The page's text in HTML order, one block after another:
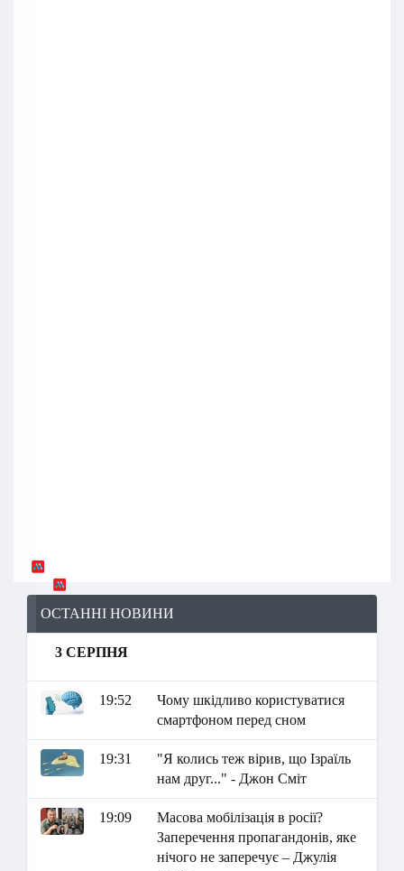
ОСТАННІ НОВИНИ
3 СЕРПНЯ
19:52
Чому шкідливо користуватися
смартфоном перед сном
19:31
"Я колись теж вірив, що Ізраїль
нам друг..." - Джон Сміт
19:09
Масова мобілізація в росії?
Заперечення пропагандонів, яке
нічого не заперечує – Джулія